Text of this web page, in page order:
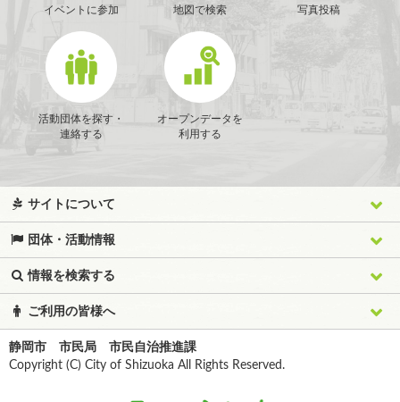
イベントに参加 地図で検索 写真投稿
活動団体を探す・
連絡する
オープンデータを
利用する
サイトについて
団体・活動情報
情報を検索する
ご利用の皆様へ
静岡市 市民局 市民自治推進課
Copyright (C) City of Shizuoka All Rights Reserved.